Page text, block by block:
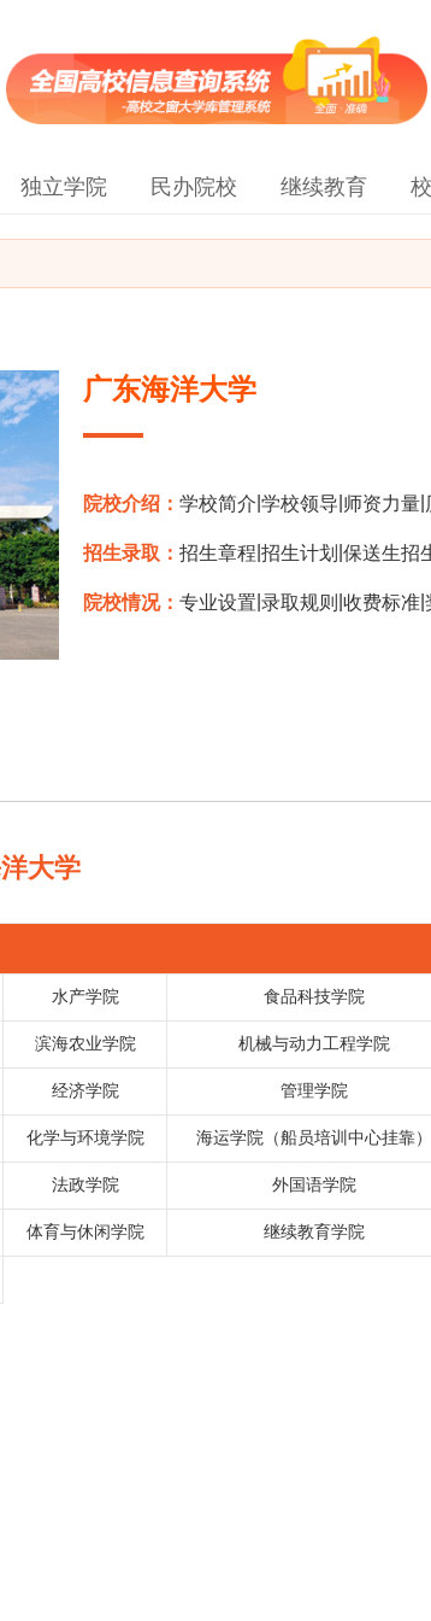
独立学院 民办院校 继续教育
广东海洋大学
院校介绍：学校简介 |学校领导 师资力量
招生录取：招生章程 |招生计划 |保送生招
院校情况：专业设置 |录取规则 |收费标准 |
大学
水产学院 食品科技学院
滨海农业学院 机械与动力工程学院
经济学院 管理学院
化学与环境学院 海运学院（船员培训中心挂靠）
法政学院 外国语学院
体育与休闲学院 继续教育学院